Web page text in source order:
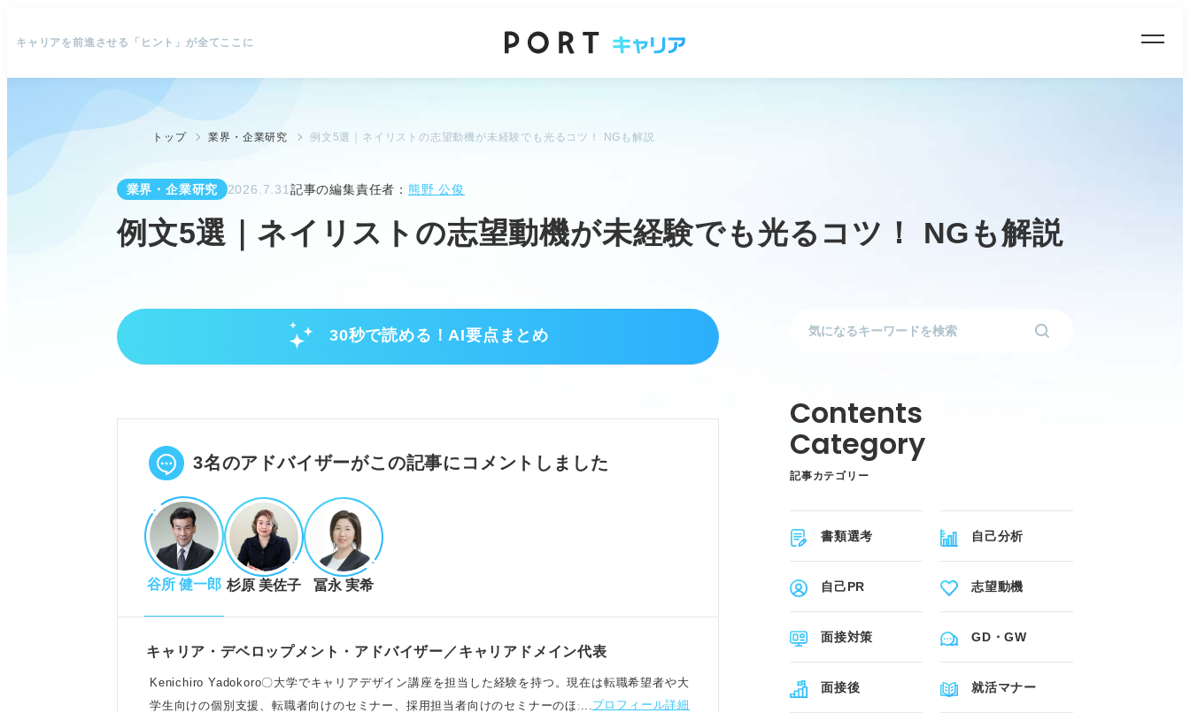
キャリアを前進させる「ヒント」が全てここに
トップ 業界・企業研究 例文5選｜ネイリストの志望動機が未経験でも光るコツ！ NGも解説
業界・企業研究 2026.7.31 記事の編集責任者：熊野 公俊
例文5選｜ネイリストの志望動機が未経験でも光るコツ！ NGも解説
30秒で読める！AI要点まとめ
ネイリスト志望動機の基本と未経験からの道筋
志望動機にはキャリア目標を盛り込み、長期的な貢献意欲を示す。
POINT：未経験でも資格取得やアシスタントから始める方法がある。
評価される強みと志望動機の書き方
ネイリストに評価される「おしゃれ・美容意識」など5つの強みを把握する。
自己分析で自身の強みを見つけ、サロンの求める人物像と照合する。
ステップで志望動機を作成し、自身の強みやエピソードを絡める。
例：おしゃれ・美容意識の高さ、細かい作業、コミュニケーション能力など。
3名のアドバイザーがこの記事にコメントしました
谷所 健一郎 杉原 美佐子 冨永 実希
キャリア・デベロップメント・アドバイザー／キャリアドメイン代表
Kenichiro Yadokoro〇大学でキャリアデザイン講座を担当した経験を持つ。現在は転職希望者や大
学生向けの個別支援、転職者向けのセミナー、採用担当者向けのセミナーのほか、書籍の執筆をお
プロフィール詳細
記事カテゴリー
書類選考 自己分析
自己PR 志望動機
面接対策 GD・GW
面接後 就活マナー